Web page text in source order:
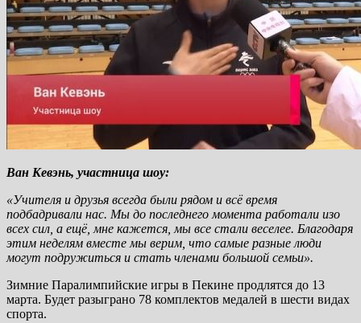
Ван Кевэнь, участница шоу:
«Учителя и друзья всегда были рядом и всё время
подбадривали нас. Мы до последнего момента работали изо
всех сил, а ещё, мне кажется, мы все стали веселее. Благодаря
этим неделям вместе мы верим, что самые разные люди
могут подружиться и стать членами большой семьи».
Зимние Паралимпийские игры в Пекине продлятся до 13
марта. Будет разыграно 78 комплектов медалей в шести видах
спорта.